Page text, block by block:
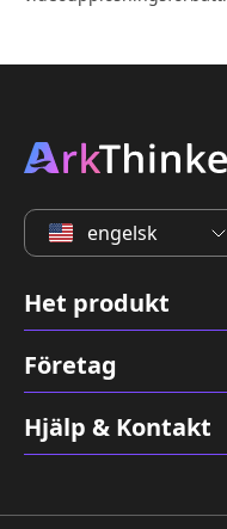
engelsk
Het produkt
Företag
Hjälp & Kontakt